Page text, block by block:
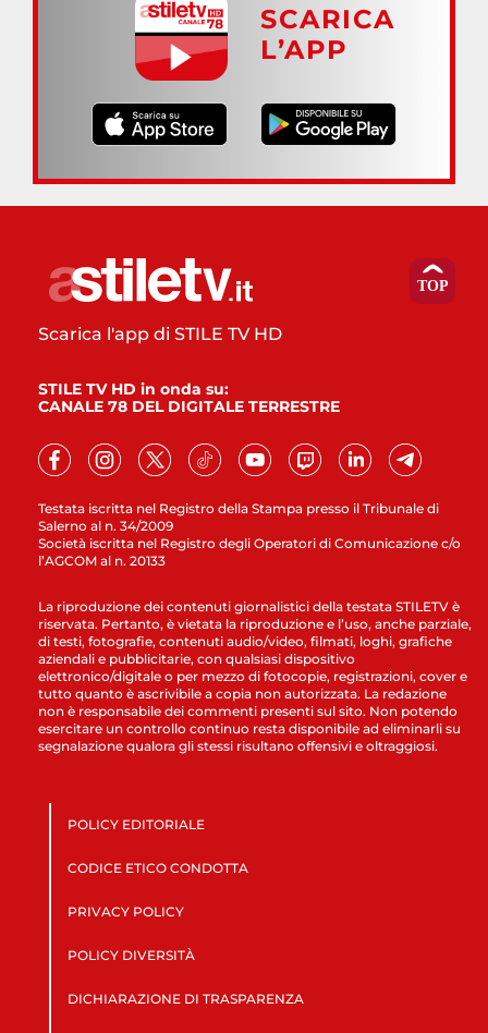
SCARICA
L’APP
Testata iscritta nel Registro della Stampa presso il Tribunale di
Salerno al n. 34/2009
Società iscritta nel Registro degli Operatori di Comunicazione c/o
l’AGCOM al n. 20133
Scarica l'app di STILE TV HD
STILE TV HD in onda su:
CANALE 78 DEL DIGITALE TERRESTRE
La riproduzione dei contenuti giornalistici della testata STILETV è
riservata. Pertanto, è vietata la riproduzione e l’uso, anche parziale,
di testi, fotografie, contenuti audio/video, filmati, loghi, grafiche
aziendali e pubblicitarie, con qualsiasi dispositivo
elettronico/digitale o per mezzo di fotocopie, registrazioni, cover e
tutto quanto è ascrivibile a copia non autorizzata. La redazione
non è responsabile dei commenti presenti sul sito. Non potendo
esercitare un controllo continuo resta disponibile ad eliminarli su
segnalazione qualora gli stessi risultano offensivi e oltraggiosi.
POLICY EDITORIALE
CODICE ETICO CONDOTTA
PRIVACY POLICY
POLICY DIVERSITÀ
DICHIARAZIONE DI TRASPARENZA